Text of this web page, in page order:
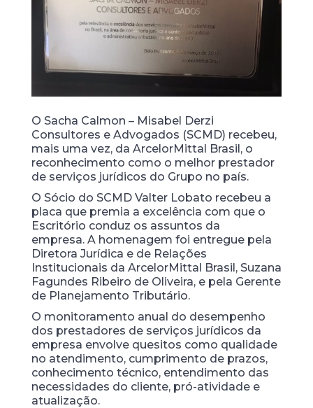
O Sacha Calmon – Misabel Derzi
Consultores e Advogados (SCMD) recebeu,
mais uma vez, da ArcelorMittal Brasil, o
reconhecimento como o melhor prestador
de serviços jurídicos do Grupo no país.
O Sócio do SCMD Valter Lobato recebeu a
placa que premia a excelência com que o
Escritório conduz os assuntos da
empresa. A homenagem foi entregue pela
Diretora Jurídica e de Relações
Institucionais da ArcelorMittal Brasil, Suzana
Fagundes Ribeiro de Oliveira, e pela Gerente
de Planejamento Tributário.
O monitoramento anual do desempenho
dos prestadores de serviços jurídicos da
empresa envolve quesitos como qualidade
no atendimento, cumprimento de prazos,
conhecimento técnico, entendimento das
necessidades do cliente, pró-atividade e
atualização.